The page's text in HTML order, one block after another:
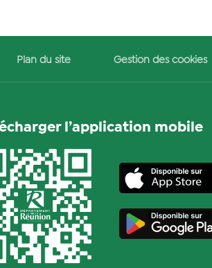
Plan du site Gestion des cookies
l’application mobile